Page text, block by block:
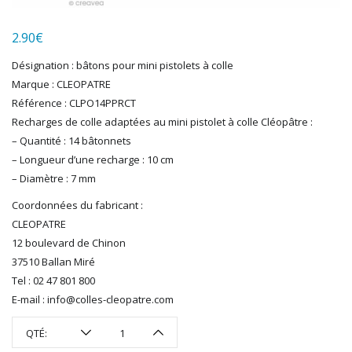
MAKETTE
MARLKIN
MKD
NOREV
NOVATEUR MODELES
PECO
PG mini
PIKO
PRINCE AUGUST
R37
REDUTEX
REE
RÉGIONS ET COMPAGNIES
ROCO
2.90€
Désignation : bâtons pour mini pistolets à colle
Marque : CLEOPATRE
Référence : CLPO14PPRCT
Recharges de colle adaptées au mini pistolet à colle Cléopâtre :
– Quantité : 14 bâtonnets
– Longueur d’une recharge : 10 cm
– Diamètre : 7 mm
Coordonnées du fabricant :
CLEOPATRE
12 boulevard de Chinon
37510 Ballan Miré
Tel : 02 47 801 800
E-mail : info@colles-cleopatre.com
QTÉ: